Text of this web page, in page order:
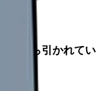
いくら引かれてい